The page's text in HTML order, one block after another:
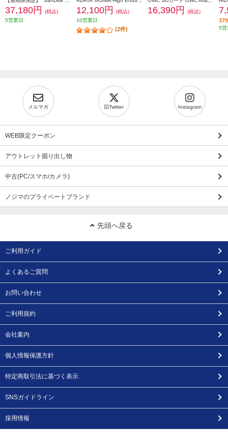
37,180円
(税込)
5営業日
12,100円
(税込)
10営業日
(2件)
16,390円 (税込)
5営
メルマガ 旧Twitter Instagram
WEB限定クーポン
アウトレット掘り出し物
中古(PC/スマホ/カメラ)
ノジマのプライベートブランド
先頭へ戻る
ご利用ガイド
よくあるご質問
お問い合わせ
ご利用規約
会社案内
個人情報保護方針
特定商取引法に基づく表示
SNSガイドライン
採用情報